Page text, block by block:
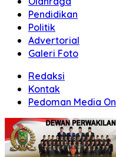
Pendidikan
Politik
Advertorial
Galeri Foto
Redaksi
Kontak
Pedoman Media